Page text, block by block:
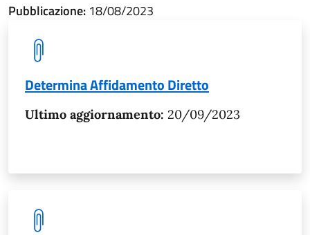
Pubblicazione: 18/08/2023
Determina Affidamento Diretto
Ultimo aggiornamento: 20/09/2023